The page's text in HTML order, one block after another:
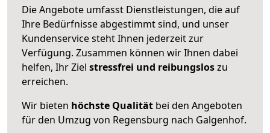
Die Angebote umfasst Dienstleistungen, die auf
Ihre Bedürfnisse abgestimmt sind, und unser
Kundenservice steht Ihnen jederzeit zur
Verfügung. Zusammen können wir Ihnen dabei
helfen, Ihr Ziel stressfrei und reibungsloszu
erreichen.
Wir bieten höchste Qualität bei den Angeboten
für den Umzug von Regensburg nach Galgenhof.